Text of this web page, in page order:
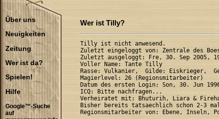
Über uns
Neuigkeiten
Zeitung
Wer ist da?
Spielen!
Hilfe
Google™-Suche
auf
Wer ist Tilly?
Tilly ist nicht anwesend.
Zuletzt eingeloggt von: Zentrale des
Zuletzt ausgeloggt: Fre, 30. Sep 2005,
Voller Name: Tante Tilly
Rasse: Vulkanier,  Gilde: Eiskrieger,
Magierlevel: 26 (Regionsmitarbeiter)
Datum des ersten Login: Son, 30. Jun
ICQ: Bitte nachfragen...
Verheiratet mit: Bhuturih, Liara &
Bisher bereits tatsaechlich schon 2-3